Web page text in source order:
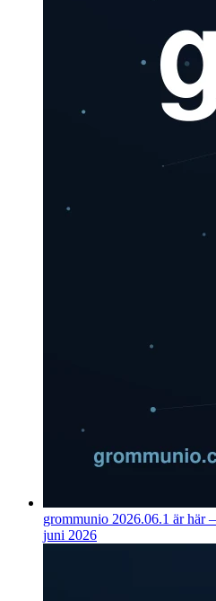
grommunio 2026.06.1 är här
juni 2026